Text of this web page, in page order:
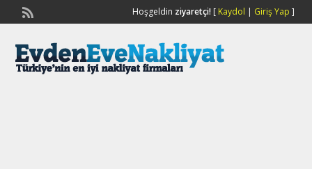
Hoşgeldin ziyaretçi![ Kaydol | Giriş Yap ]